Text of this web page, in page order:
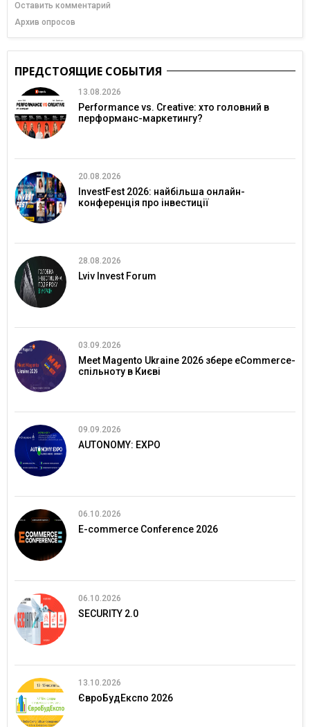
Оставить комментарий
Архив опросов
ПРЕДСТОЯЩИЕ СОБЫТИЯ
13.08.2026
Performance vs. Creative: хто головний в
перформанс-маркетингу?
20.08.2026
InvestFest 2026: найбільша онлайн-
конференція про інвестиції
28.08.2026
Lviv Invest Forum
03.09.2026
Meet Magento Ukraine 2026 збере eCommerce-
спільноту в Києві
09.09.2026
AUTONOMY: EXPO
06.10.2026
E-commerce Conference 2026
06.10.2026
SECURITY 2.0
13.10.2026
ЄвроБудЕкспо 2026